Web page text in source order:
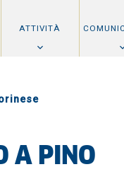
ATTIVITÀ
A PINO